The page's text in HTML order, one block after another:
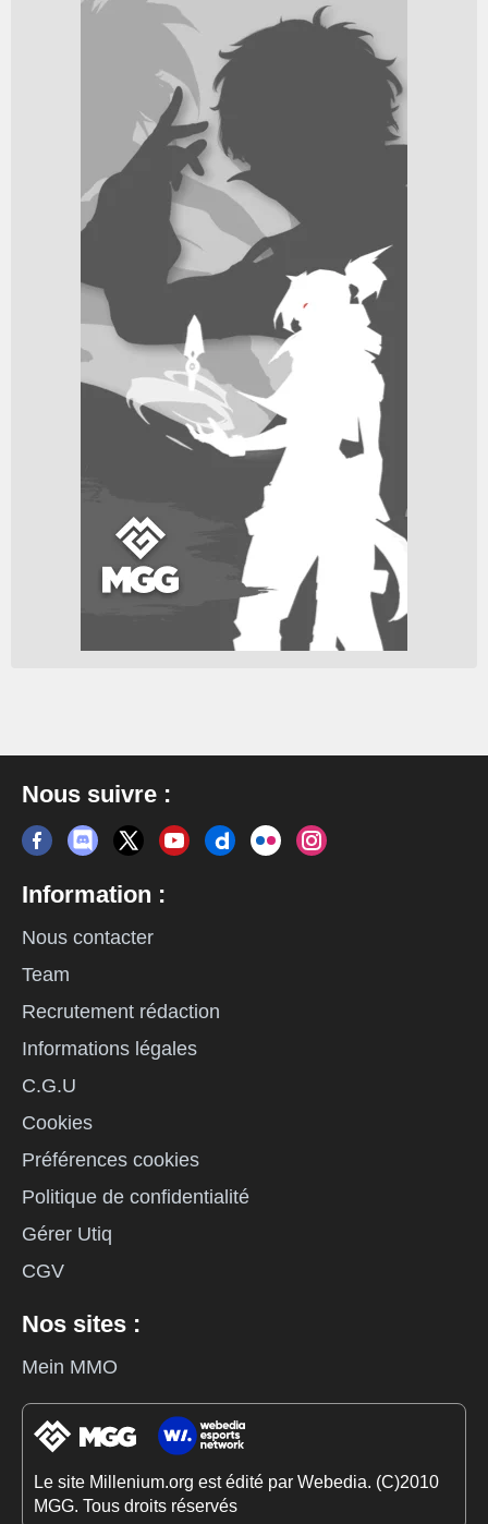
Nous suivre :
Information :
Nous contacter
Team
Recrutement rédaction
Informations légales
C.G.U
Cookies
Préférences cookies
Politique de confidentialité
Gérer Utiq
CGV
Nos sites :
Mein MMO
Le site Millenium.org est édité par Webedia. (C)2010
MGG. Tous droits réservés